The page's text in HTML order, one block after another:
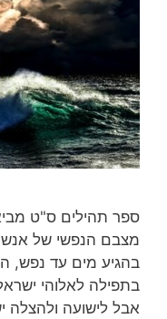
ספר תהילים ס"ט
מצבם הנפשי של
בהגיע מים עד נפש,
בתפילה לאלוהי
אבל לישועה ולהצלה